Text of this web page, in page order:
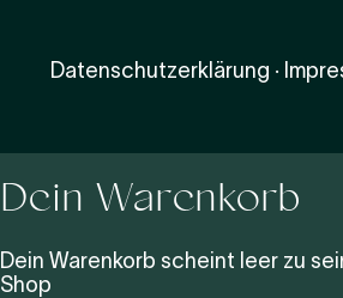
Datenschutzerklärung ·
Dein Warenkorb
Dein Warenkorb scheint leer zu
Shop